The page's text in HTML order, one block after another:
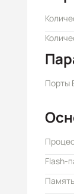
Порты
Flash-